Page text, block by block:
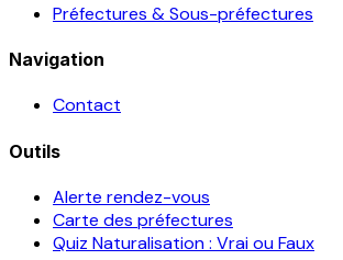
Préfectures & Sous-préfectures
Navigation
Contact
Outils
Alerte rendez-vous
Carte des préfectures
Quiz Naturalisation : Vrai ou Faux